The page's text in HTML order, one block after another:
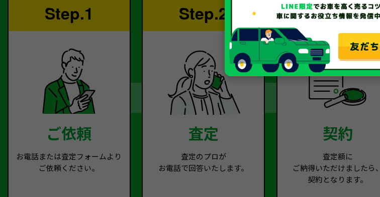
Step.1
ご依頼
お電話または査定フォームより
ご依頼ください。
Step.2
査定
査定のプロが
お電話で回答いたします。
Step.3
契約
査定額に
ご納得いただけましたら、
契約となります。